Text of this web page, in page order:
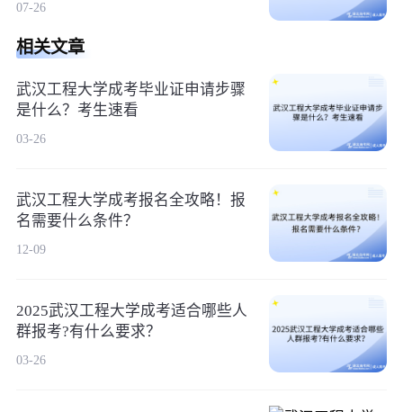
07-26
相关文章
武汉工程大学成考毕业证申请步骤
是什么？考生速看
03-26
武汉工程大学成考报名全攻略！报
名需要什么条件？
12-09
2025武汉工程大学成考适合哪些人
群报考?有什么要求？
03-26